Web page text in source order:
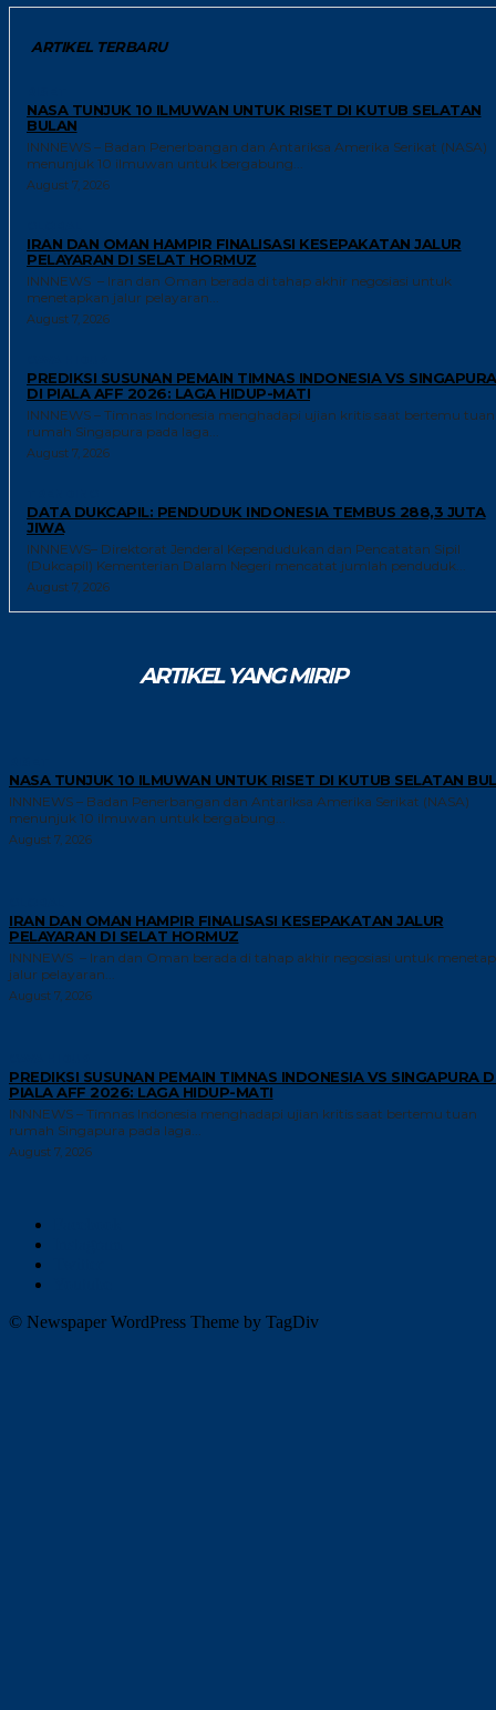
ARTIKEL TERBARU
NASA TUNJUK 10 ILMUWAN UNTUK RISET DI KUTUB SELATAN
BULAN
INNNEWS – Badan Penerbangan dan Antariksa Amerika Serikat (NASA)
menunjuk 10 ilmuwan untuk bergabung...
August 7, 2026
IRAN DAN OMAN HAMPIR FINALISASI KESEPAKATAN JALUR
PELAYARAN DI SELAT HORMUZ
INNNEWS – Iran dan Oman berada di tahap akhir negosiasi untuk
menetapkan jalur pelayaran...
August 7, 2026
PREDIKSI SUSUNAN PEMAIN TIMNAS INDONESIA VS SINGAPURA
DI PIALA AFF 2026: LAGA HIDUP-MATI
INNNEWS – Timnas Indonesia menghadapi ujian kritis saat bertemu tuan
rumah Singapura pada laga...
August 7, 2026
DATA DUKCAPIL: PENDUDUK INDONESIA TEMBUS 288,3 JUTA
JIWA
INNNEWS– Direktorat Jenderal Kependudukan dan Pencatatan Sipil
(Dukcapil) Kementerian Dalam Negeri mencatat jumlah penduduk...
August 7, 2026
ARTIKEL YANG MIRIP
NASA TUNJUK 10 ILMUWAN UNTUK RISET DI KUTUB SELATAN
INNNEWS – Badan Penerbangan dan Antariksa Amerika Serikat (NASA)
menunjuk 10 ilmuwan untuk bergabung...
August 7, 2026
IRAN DAN OMAN HAMPIR FINALISASI KESEPAKATAN JALUR
PELAYARAN DI SELAT HORMUZ
INNNEWS – Iran dan Oman berada di tahap akhir negosiasi untuk
jalur pelayaran...
August 7, 2026
PREDIKSI SUSUNAN PEMAIN TIMNAS INDONESIA VS SINGAPURA
PIALA AFF 2026: LAGA HIDUP-MATI
INNNEWS – Timnas Indonesia menghadapi ujian kritis saat bertemu tuan
rumah Singapura pada laga...
August 7, 2026
© Newspaper WordPress Theme by TagDiv